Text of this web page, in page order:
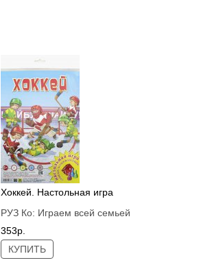
Хоккей. Настольная игра
РУЗ Ко: Играем всей семьей
353р.
КУПИТЬ